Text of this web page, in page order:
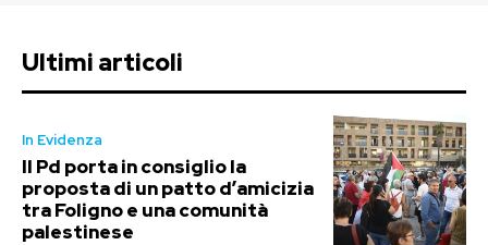
Ultimi articoli
In Evidenza
Il Pd porta in consiglio la
proposta di un patto d’amicizia
tra Foligno e una comunità
palestinese